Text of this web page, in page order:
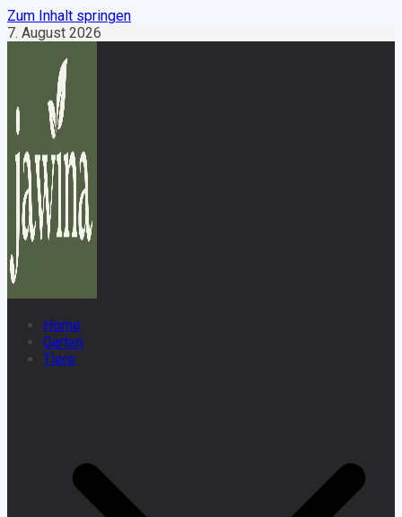
Zum Inhalt springen
7. August 2026
Home
Garten
Tiere